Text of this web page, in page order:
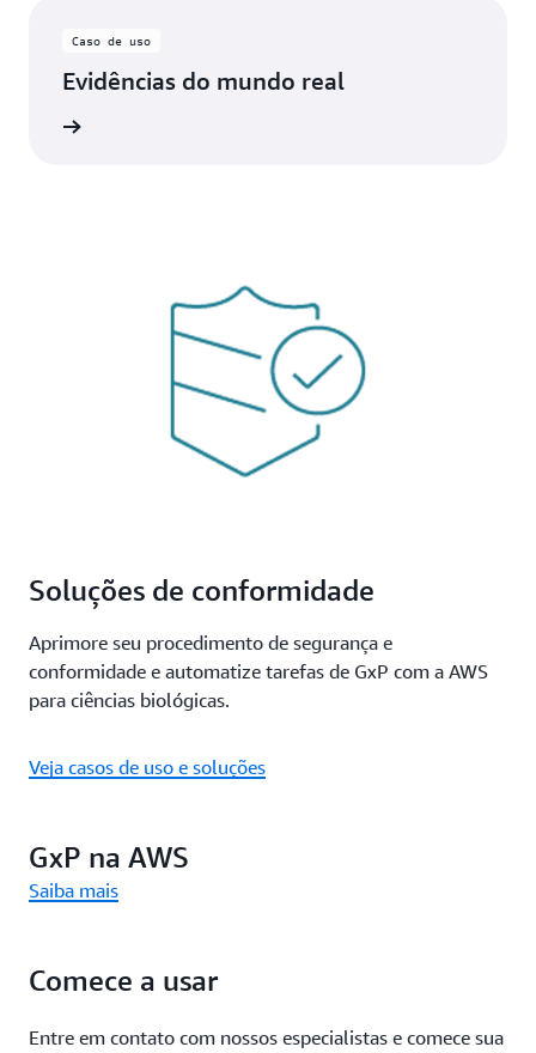
Caso de uso
Evidências do mundo real
Soluções de conformidade
Aprimore seu procedimento de segurança e
conformidade e automatize tarefas de GxP com a AWS
para ciências biológicas.
Veja casos de uso e soluções
GxP na AWS
Saiba mais
Comece a usar
Entre em contato com nossos especialistas e comece sua